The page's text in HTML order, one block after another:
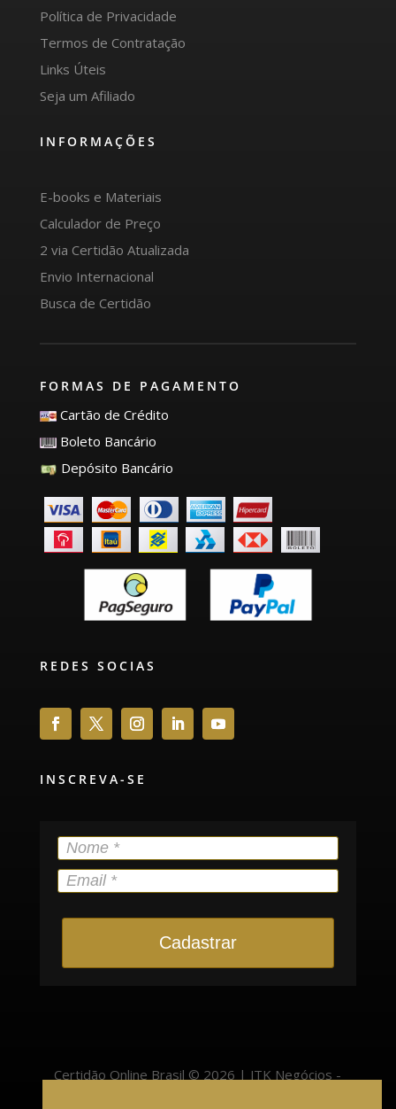
Política de Privacidade
Termos de Contratação
Links Úteis
Seja um Afiliado
INFORMAÇÕES
E-books e Materiais
Calculador de Preço
2 via Certidão Atualizada
Envio Internacional
Busca de Certidão
FORMAS DE PAGAMENTO
Cartão de Crédito
Boleto Bancário
Depósito Bancário
REDES SOCIAS
INSCREVA-SE
Cadastrar
Certidão Online Brasil © 2026 | JTK Negócios -